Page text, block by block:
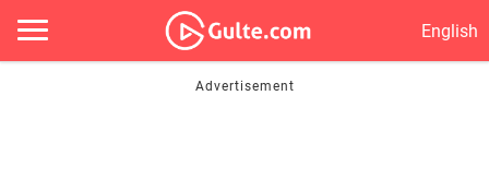
English